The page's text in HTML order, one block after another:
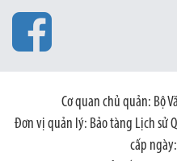
Cơ quan chủ quản: Bộ
Đơn vị quản lý: Bảo tàng Lịch sử
cấp